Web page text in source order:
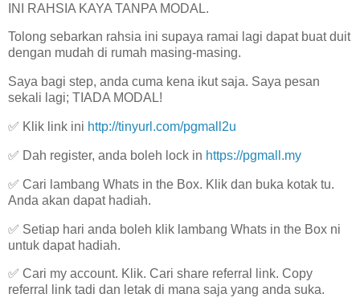
INI RAHSIA KAYA TANPA MODAL.
Tolong sebarkan rahsia ini supaya ramai lagi dapat buat duit
dengan mudah di rumah masing-masing.
Saya bagi step, anda cuma kena ikut saja. Saya pesan
sekali lagi; TIADA MODAL!
✅ Klik link ini http://tinyurl.com/pgmall2u
✅ Dah register, anda boleh lock in https://pgmall.my
✅ Cari lambang Whats in the Box. Klik dan buka kotak tu.
Anda akan dapat hadiah.
✅ Setiap hari anda boleh klik lambang Whats in the Box ni
untuk dapat hadiah.
✅ Cari my account. Klik. Cari share referral link. Copy
referral link tadi dan letak di mana saja yang anda suka.